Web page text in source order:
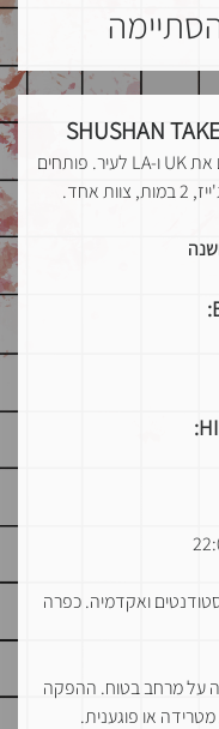
SHUSHAN
צוות הייפ משתלטים על רחוב שושן ומביאים את UK ו-LA לעיר. פותחים
ואקדמיה. כפרה
על מרחב בטוח. ההפקה
או פוגענית.